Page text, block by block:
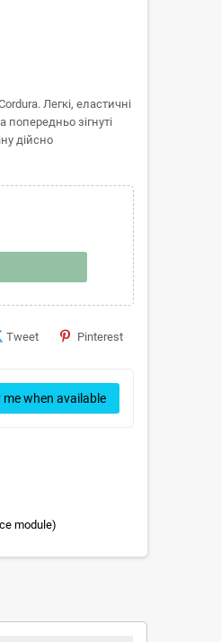
Легкі, еластичні
зігнуті
дійсно
Tweet Pinterest
me when available
module)